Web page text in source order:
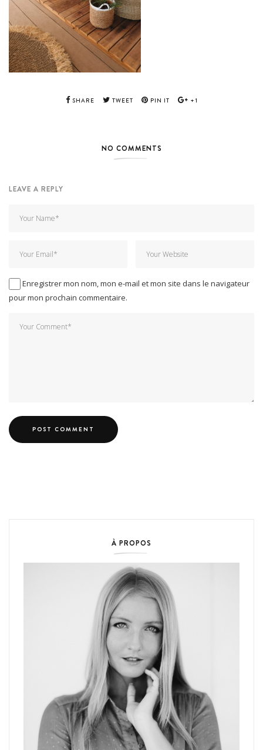
SHARE TWEET PIN IT +1
NO COMMENTS
LEAVE A REPLY
Enregistrer mon nom, mon e-mail et mon site dans le navigateur
pour mon prochain commentaire.
À PROPOS